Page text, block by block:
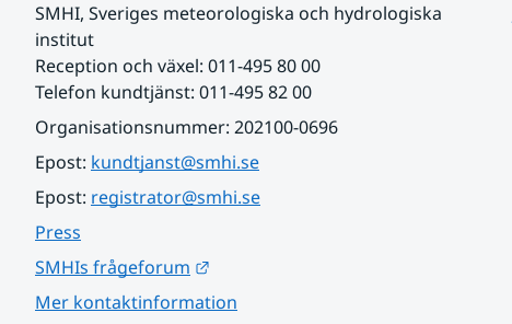
SMHI, Sveriges meteorologiska och hydrologiska
institut
Reception och växel: 011-495 80 00
Telefon kundtjänst: 011-495 82 00
Organisationsnummer: 202100-0696
Epost: kundtjanst@smhi.se
Epost: registrator@smhi.se
Press
SMHIs frågeforum
Mer kontaktinformation